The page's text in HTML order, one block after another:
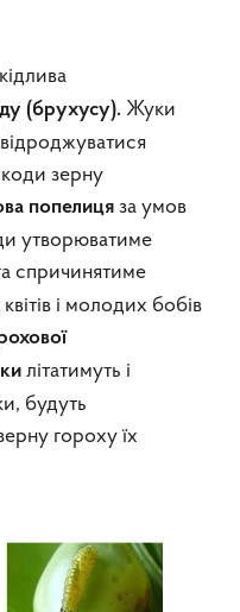
(брухусу). Жуки
зерну
попелиця за умов
утворюватиме
спричинятиме
і молодих бобів
охової
літатимуть і
будуть
гороху їх